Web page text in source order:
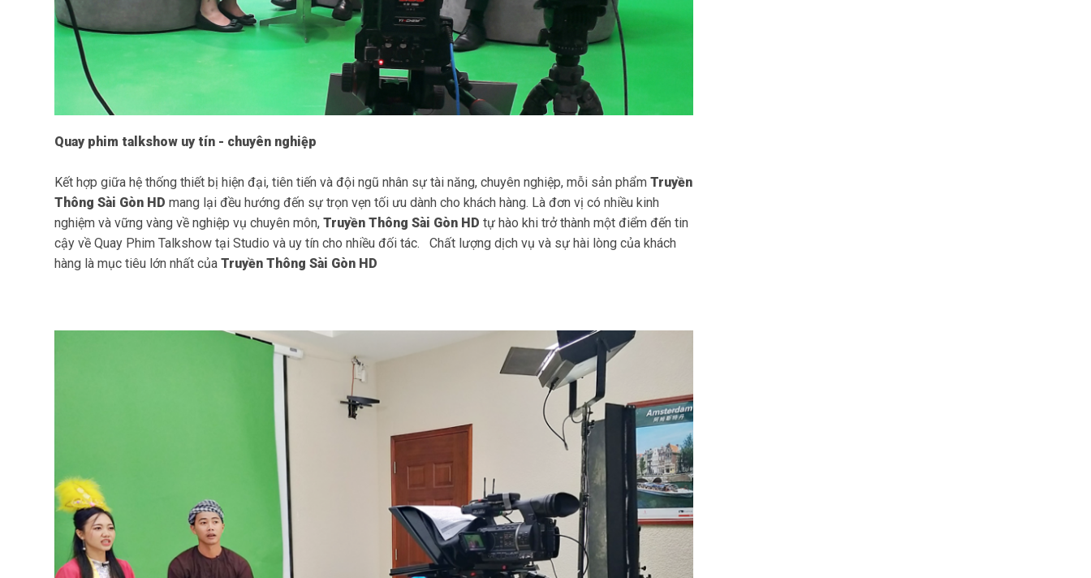
Quay phim talkshow uy tín - chuyên nghiệp
Kết hợp giữa hệ thống thiết bị hiện đại, tiên tiến và đội ngũ nhân sự tài năng, chuyên nghiệp, mỗi sản phẩmTruyền
Thông Sài Gòn HD mang lại đều hướng đến sự trọn vẹn tối ưu dành cho khách hàng. Là đơn vị có nhiều kinh
nghiệm và vững vàng về nghiệp vụ chuyên môn,Truyền Thông Sài Gòn HD tự hào khi trở thành một điểm đến tin
cậy vềQuay Phim Talkshow tại Studio và uy tín cho nhiều đối tác. Chất lượng dịch vụ và sự hài lòng của khách
hàng là mục tiêu lớn nhất của Truyền Thông Sài Gòn HD